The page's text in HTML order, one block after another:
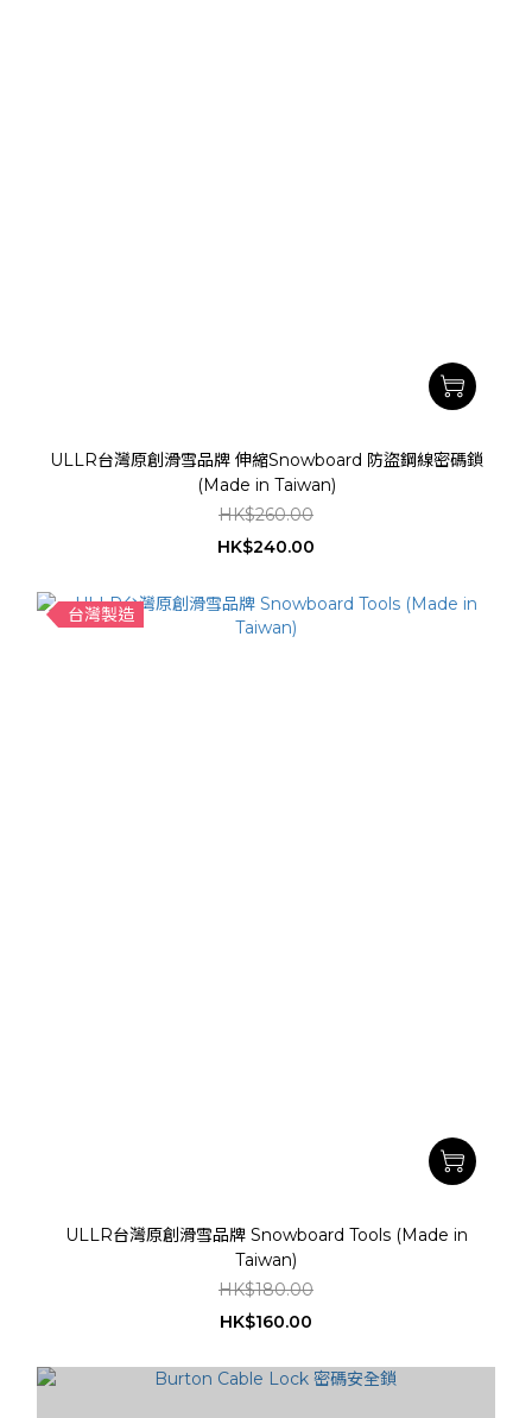
ULLR台灣原創滑雪品牌 伸縮Snowboard 防盜鋼線密碼鎖
(Made in Taiwan)
HK$260.00
HK$240.00
台灣製造
ULLR台灣原創滑雪品牌 Snowboard Tools (Made in
Taiwan)
HK$180.00
HK$160.00